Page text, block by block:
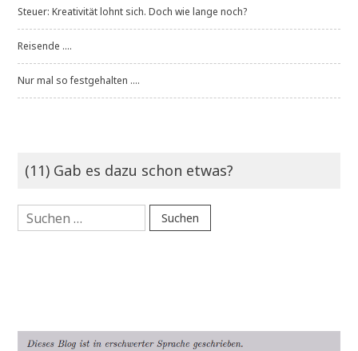
Steuer: Kreativität lohnt sich. Doch wie lange noch?
Reisende ....
Nur mal so festgehalten ....
(11) Gab es dazu schon etwas?
Suchen
nach: